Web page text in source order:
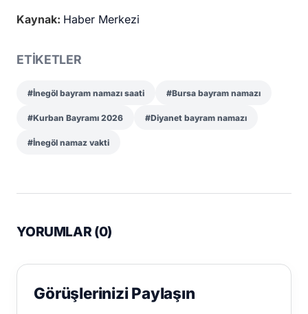
Kaynak: Haber Merkezi
ETİKETLER
#İnegöl bayram namazı saati #Bursa bayram namazı
#Kurban Bayramı 2026 #Diyanet bayram namazı
#İnegöl namaz vakti
YORUMLAR (0)
Görüşlerinizi Paylaşın